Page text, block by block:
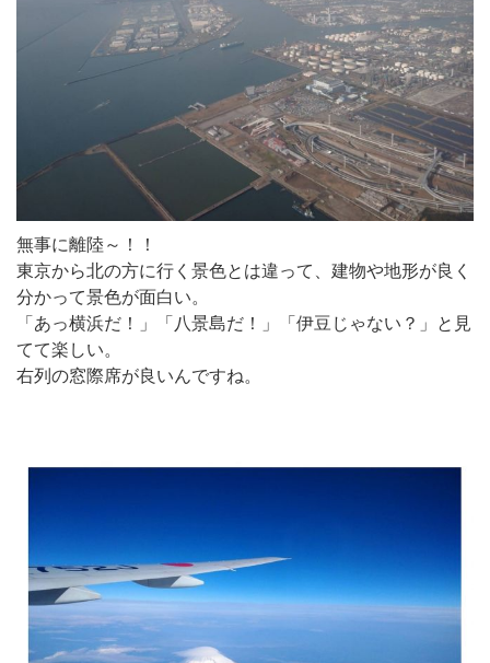
無事に離陸～！！
東京から北の方に行く景色とは違って、建物や地形が良く
分かって景色が面白い。
「あっ横浜だ！」「八景島だ！」「伊豆じゃない？」と見
てて楽しい。
右列の窓際席が良いんですね。